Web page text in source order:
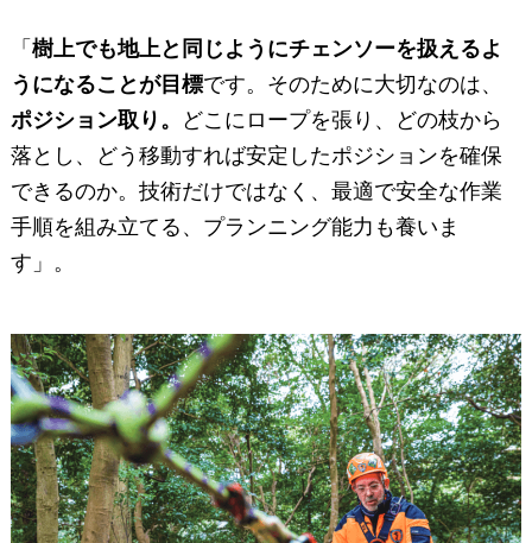
「 樹上でも地上と同じようにチェンソーを扱えるよ
うになることが目標です。そのために大切なのは、
ポジション取り。 どこにロープを張り、どの枝から
落とし、どう移動すれば安定したポジションを確保
できるのか。技術だけではなく、最適で安全な作業
手順を組み立てる、プランニング能力も養いま
す」。